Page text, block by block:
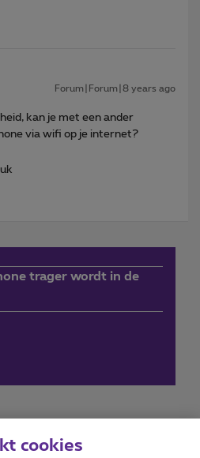
Forum|Forum|8 years ago
kan je met een ander
via wifi op je internet?
trager wordt in de
cookies